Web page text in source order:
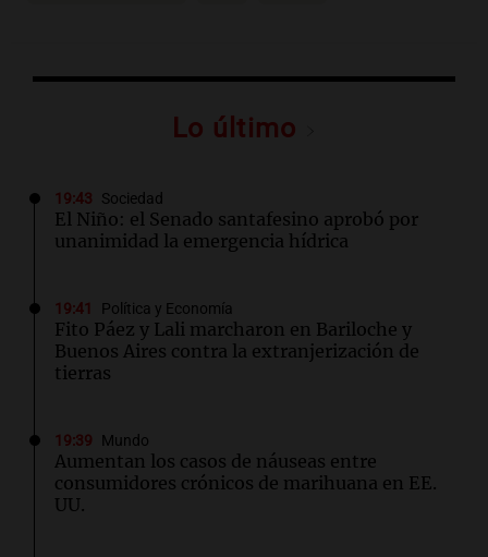
Lo último
19:43 Sociedad
El Niño: el Senado santafesino aprobó por
unanimidad la emergencia hídrica
19:41 Política y Economía
Fito Páez y Lali marcharon en Bariloche y
Buenos Aires contra la extranjerización de
tierras
19:39 Mundo
Aumentan los casos de náuseas entre
consumidores crónicos de marihuana en EE.
UU.